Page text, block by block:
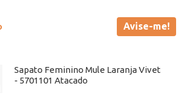
Avise-me!
Sapato Feminino Mule Laranja Vivet
- 5701101 Atacado